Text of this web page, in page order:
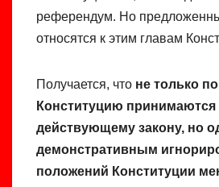
референдум. Но
относятся к этим главам
Получается, что не только
Конституцию принимаются
действующему закону, но
демонстративным
положений Конституции